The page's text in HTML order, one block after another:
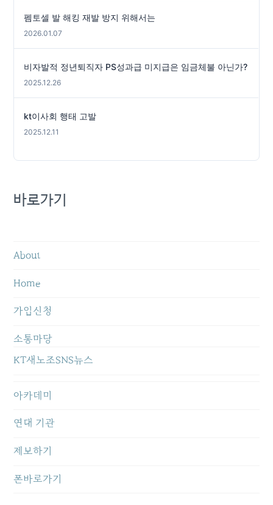
펨토셀 발 해킹 재발 방지 위해서는
2026.01.07
비자발적 정년퇴직자 PS성과급 미지급은 임금체불 아닌가?
2025.12.26
kt이사회 행태 고발
2025.12.11
바로가기
About
Home
가입신청
소통마당
KT새노조SNS뉴스
아카데미
연대 기관
제보하기
폰바로가기